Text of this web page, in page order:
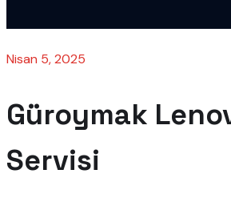
Nisan 5, 2025
Güroymak
Servisi